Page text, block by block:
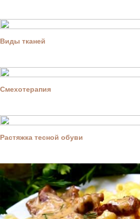
Виды тканей
Смехотерапия
Растяжка тесной обуви